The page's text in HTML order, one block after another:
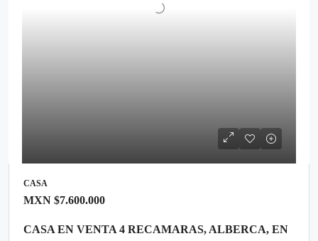
CASA
MXN $7.600.000
CASA EN VENTA 4 RECAMARAS, ALBERCA, EN